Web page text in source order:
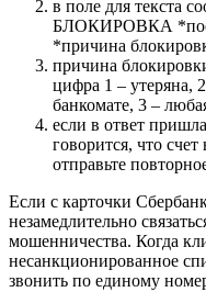
в поле для текста
БЛОКИРОВКА
*причина
причина
цифра 1 – утеряна,
банкомате, 3 –
если в ответ
говорится, что
отправьте
Если с карточки
незамедлительно
мошенничества. Когда
несанкционированное
звонить по единому